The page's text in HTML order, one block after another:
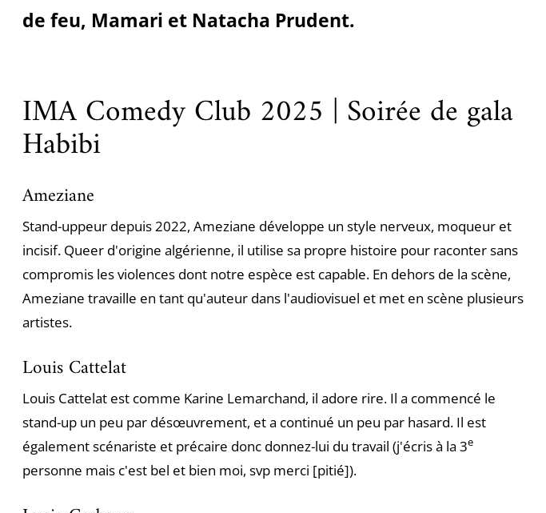
de feu, Mamari et Natacha Prudent.
IMA Comedy Club 2025 | Soirée de gala
Habibi
Ameziane
Stand-uppeur depuis 2022, Ameziane développe un style nerveux, moqueur et
incisif. Queer d'origine algérienne, il utilise sa propre histoire pour raconter sans
compromis les violences dont notre espèce est capable. En dehors de la scène,
Ameziane travaille en tant qu'auteur dans l'audiovisuel et met en scène plusieurs
artistes.
Louis Cattelat
Louis Cattelat est comme Karine Lemarchand, il adore rire. Il a commencé le
stand-up un peu par désœuvrement, et a continué un peu par hasard. Il est
également scénariste et précaire donc donnez-lui du travail (j'écris à la 3e
personne mais c'est bel et bien moi, svp merci [pitié]).